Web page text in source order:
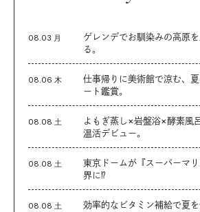
08.03 月
ゲレンデでお馴染みの高原
る。
08.06 木
仕事帰りに美術館で涼む、
ート鑑賞。
08.08 土
よもぎ蒸し×岩盤浴×酵素風
温活デビュー。
08.08 土
東京ドームが『スーパーマ
界に⁉︎
08.08 土 効率的なビタミン補給で夏を